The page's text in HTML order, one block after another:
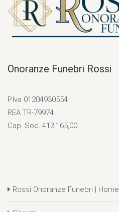
Onoranze Funebri Rossi
P.Iva 01204930554
REA TR-79974
Cap. Soc. 413.165,00
Rossi Onoranze Funebri | Home